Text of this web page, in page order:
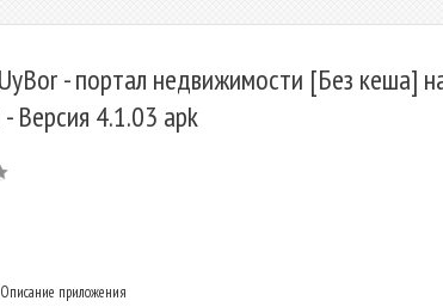
- портал недвижимости [Без кеша]
Версия 4.1.03 apk
Описание приложения